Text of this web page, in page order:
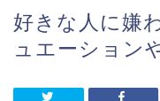
好きな人に嫌
ュエーション